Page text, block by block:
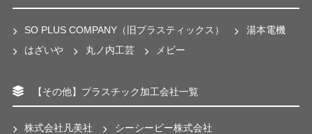
SO PLUS COMPANY（旧プラスティックス）
湯本電機
はざいや
丸ノ内工芸 メビー
【その他】プラスチック加工会社一覧
株式会社凡美社
シーシービー株式会社